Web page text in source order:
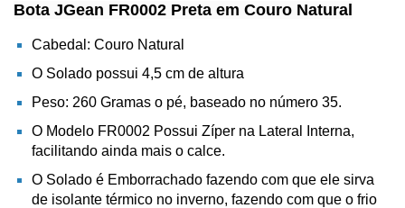
Bota JGean FR0002 Preta em Couro Natural
Cabedal: Couro Natural
O Solado possui 4,5 cm de altura
Peso: 260 Gramas o pé, baseado no número 35.
O Modelo FR0002 Possui Zíper na Lateral Interna,
facilitando ainda mais o calce.
O Solado é Emborrachado fazendo com que ele sirva
de isolante térmico no inverno, fazendo com que o frio